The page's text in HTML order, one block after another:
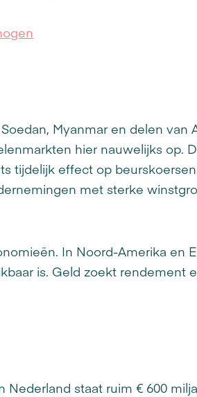
Myanmar en delen van
hier nauwelijks op.
tijdelijk effect op
met sterke
In Noord-Amerika en
is. Geld zoekt rendement
staat ruim € 600